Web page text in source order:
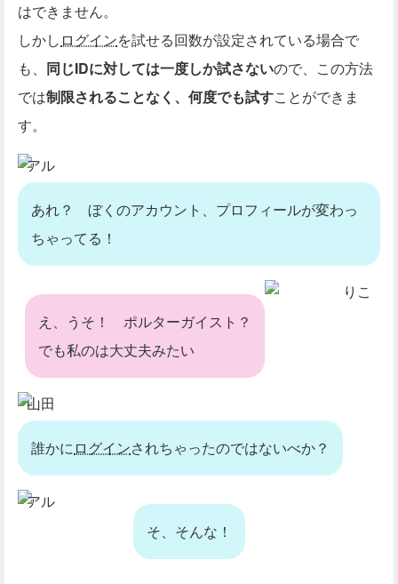
はできません。
しかし ログインを試せる回数が設定されている場合で
も、 同じIDに対しては一度しか試さないので、この方法
では制限されることなく、何度でも試すことができま
す。
アル
あれ？ ぼくのアカウント、プロフィールが変わっ
ちゃってる！
りこ
え、うそ！ ポルターガイスト？
でも私のは大丈夫みたい
山田
誰かにログインされちゃったのではないべか？
アル
そ、そんな！